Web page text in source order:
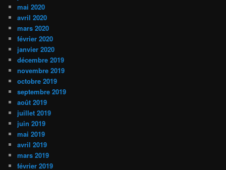
mai 2020
avril 2020
mars 2020
février 2020
janvier 2020
décembre 2019
novembre 2019
octobre 2019
septembre 2019
août 2019
juillet 2019
juin 2019
mai 2019
avril 2019
mars 2019
février 2019